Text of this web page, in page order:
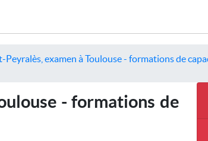
Peyralès, examen à Toulouse - formations de
- formations de